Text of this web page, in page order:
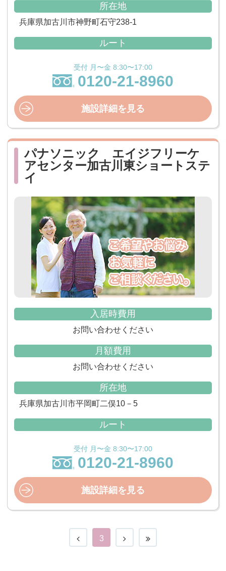
所在地
兵庫県加古川市神野町石守238-1
ルート
受付 月〜金 8:30〜17:00
0120-21-8960
施設詳細を見る
パナソニック エイジフリーケ
アセンター加古川東ショートステ
イ
入居時費用
お問い合わせください
月額費用
お問い合わせください
所在地
兵庫県加古川市平岡町二俣10－5
ルート
受付 月〜金 8:30〜17:00
0120-21-8960
施設詳細を見る
3